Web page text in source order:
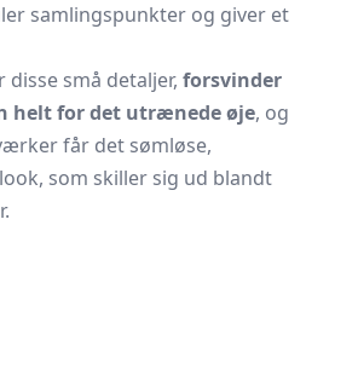
samlingspunkter og giver et
små detaljer, forsvinder
helt for det utrænede øje, og
får det sømløse,
som skiller sig ud blandt